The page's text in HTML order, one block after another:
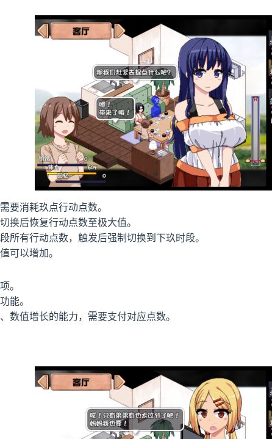
要消耗玖点行动点数。
换后恢复行动点数至极大值。
所有行动点数，触发后强制切换到下玖时段。
可以增加。
。
能。
数值增长的能力，需要支付对应点数。